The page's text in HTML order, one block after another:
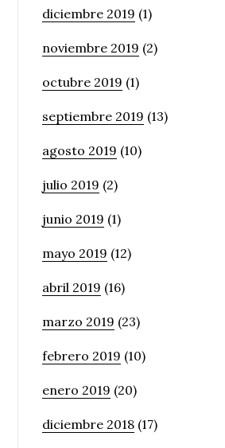
diciembre 2019 (1)
noviembre 2019 (2)
octubre 2019 (1)
septiembre 2019 (13)
agosto 2019 (10)
julio 2019 (2)
junio 2019 (1)
mayo 2019 (12)
abril 2019 (16)
marzo 2019 (23)
febrero 2019 (10)
enero 2019 (20)
diciembre 2018 (17)